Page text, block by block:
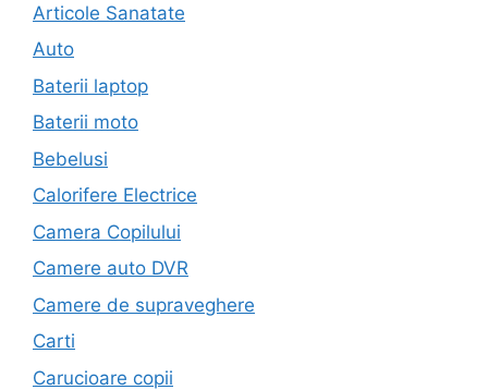
Articole Sanatate
Auto
Baterii laptop
Baterii moto
Bebelusi
Calorifere Electrice
Camera Copilului
Camere auto DVR
Camere de supraveghere
Carti
Carucioare copii